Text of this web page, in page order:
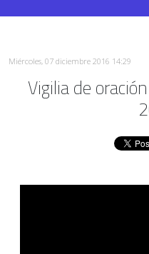
Miércoles, 07 diciembre 2016 14:29
Vigilia de